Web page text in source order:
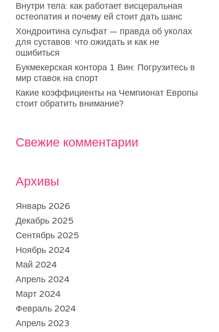
Внутри тела: как работает висцеральная
остеопатия и почему ей стоит дать шанс
Хондроитина сульфат — правда об уколах
для суставов: что ожидать и как не
ошибиться
Букмекерская контора 1 Вин: Погрузитесь в
мир ставок на спорт
Какие коэффициенты на Чемпионат Европы
стоит обратить внимание?
Свежие комментарии
Архивы
Январь 2026
Декабрь 2025
Сентябрь 2025
Ноябрь 2024
Май 2024
Апрель 2024
Март 2024
Февраль 2024
Апрель 2023